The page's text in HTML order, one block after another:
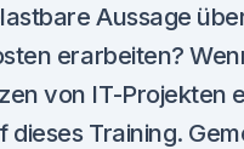
Aussage
erarbeiten?
von IT-Projekten
dieses Training.